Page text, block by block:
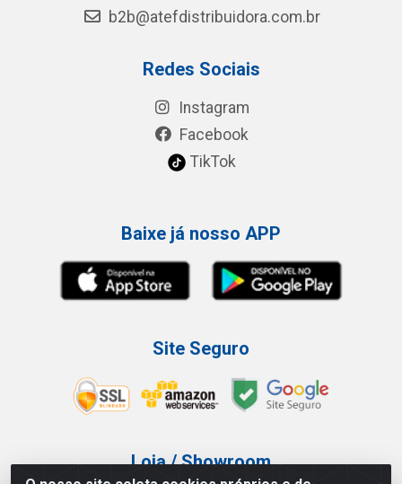
b2b@atefdistribuidora.com.br
Redes Sociais
Instagram
Facebook
TikTok
Baixe já nosso APP
Site Seguro
Loja / Showroom